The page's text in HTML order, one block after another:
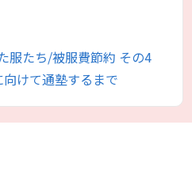
服たち/被服費節約 その4
けて通塾するまで